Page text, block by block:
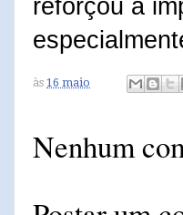
reforçou a
às 16 maio
Nenhum